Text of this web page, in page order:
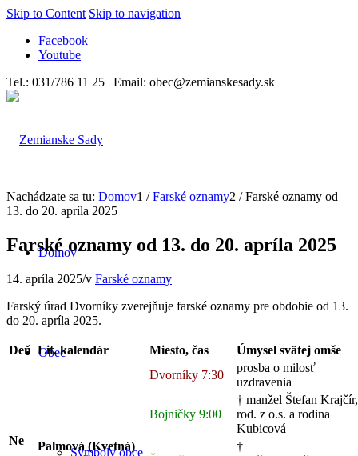
Skip to Content Skip to navigation
Facebook
Youtube
Tel.: 031/786 11 25 | Email: obec@zemianskesady.sk
Domov
Obec
Symboly obce
Nachádzate sa tu: Domov1 / Farské oznamy2 / Farské oznamy od
13. do 20. apríla 2025
Farské oznamy od 13. do 20. apríla 2025
14. apríla 2025/v Farské oznamy
Farský úrad Dvorníky zverejňuje farské oznamy pre obdobie od 13.
do 20. apríla 2025.
Deň Lit. kalendár Miesto, čas Úmysel svätej omše
Ne
Palmová (Kvetná)
Dvorníky 7:30
prosba o milosť
uzdravenia
Bojničky 9:00
† manžel Štefan Krajčír,
rod. z o.s. a rodina
Kubicová
†